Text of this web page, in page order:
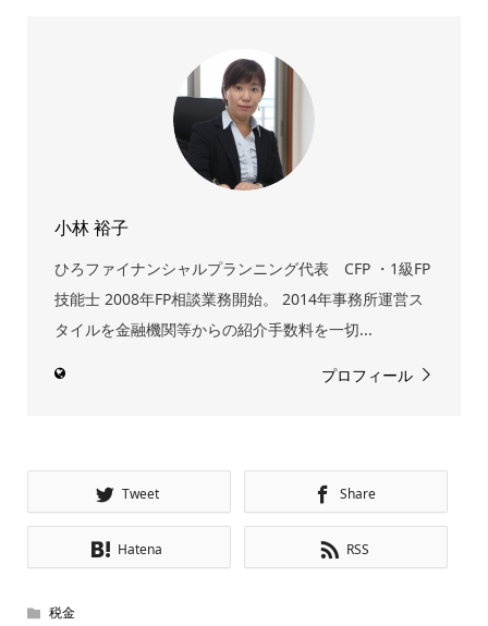
小林 裕子
ひろファイナンシャルプランニング代表 CFP ・1級FP
技能士 2008年FP相談業務開始。 2014年事務所運営ス
タイルを金融機関等からの紹介手数料を一切...
プロフィール
Tweet Share
Hatena RSS
税金